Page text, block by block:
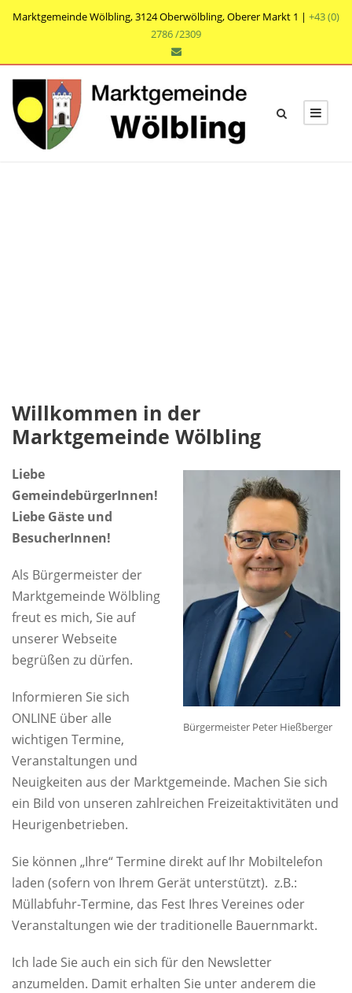
Marktgemeinde Wölbling, 3124 Oberwölbling, Oberer Markt 1 | +43 (0)
2786 /2309
Willkommen in der
Marktgemeinde Wölbling
Bürgermeister Peter Hießberger
Liebe
GemeindebürgerInnen!
Liebe Gäste und
BesucherInnen!
Als Bürgermeister der
Marktgemeinde Wölbling
freut es mich, Sie auf
unserer Webseite
begrüßen zu dürfen.
Informieren Sie sich
ONLINE über alle
wichtigen Termine,
Veranstaltungen und
Neuigkeiten aus der Marktgemeinde. Machen Sie sich
ein Bild von unseren zahlreichen Freizeitaktivitäten und
Heurigenbetrieben.
Sie können „Ihre“ Termine direkt auf Ihr Mobiltelefon
laden (sofern von Ihrem Gerät unterstützt). z.B.:
Müllabfuhr-Termine, das Fest Ihres Vereines oder
Veranstaltungen wie der traditionelle Bauernmarkt.
Ich lade Sie auch ein sich für den Newsletter
anzumelden. Damit erhalten Sie unter anderem die